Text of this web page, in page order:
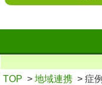
TOP > 地域連携 > 症